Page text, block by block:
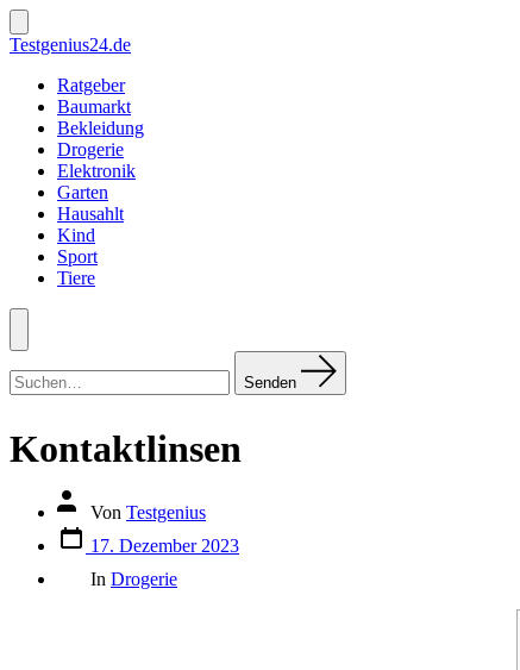
Zum
Inhalt
springen
Suche
ein-/ausblenden
Testgenius24.de
Ratgeber
Baumarkt
Bekleidung
Drogerie
Elektronik
Garten
Hausahlt
Kind
Sport
Tiere
Menü
nach:
Senden
Kontaktlinsen
Autor
Beitrags
Von Testgenius
Datum
des
Beitrags
17. Dezember 2023
In Drogerie